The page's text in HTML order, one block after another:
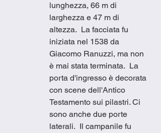
lunghezza, 66 m di
larghezza e 47 m di
altezza.  La facciata fu
iniziata nel 1538 da
Giacomo Ranuzzi, ma non
è mai stata terminata.  La
porta d'ingresso è decorata
con scene dell'Antico
Testamento sui pilastri. Ci
sono anche due porte
laterali.  Il campanile fu